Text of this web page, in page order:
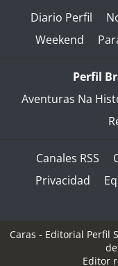
Diario Perfil
Weekend
Perfil
Aventuras Na
Canales RSS
Privacidad
Caras - Editorial Perfil
Editor